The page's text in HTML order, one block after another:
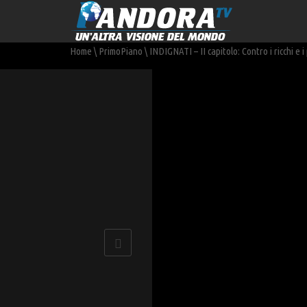
Home \ PrimoPiano \ INDIGNATI – II capitolo: Contro i ricchi e